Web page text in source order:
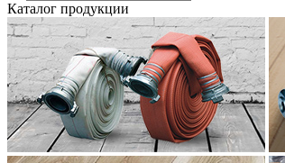
Каталог продукции